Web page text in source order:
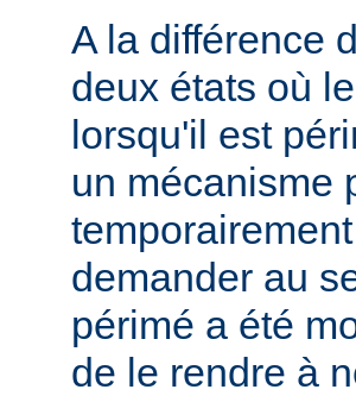
A la différence
deux états où
lorsqu'il est
un mécanisme
demander au
périmé a été
de le rendre à